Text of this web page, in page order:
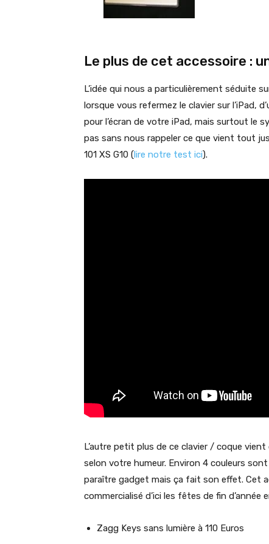
Le plus de cet accessoire :
L’idée qui nous a particulièrement séduite
lorsque vous refermez le clavier sur l’iPad,
pour l’écran de votre iPad, mais surtout le
pas sans nous rappeler ce que vient tout
101 XS G10 (lire notre test ici).
L’autre petit plus de ce clavier / coque
selon votre humeur. Environ 4 couleurs
paraître gadget mais ça fait son effet. Cet
commercialisé d’ici les fêtes de fin d’année
Zagg Keys sans lumière à 110 Euros